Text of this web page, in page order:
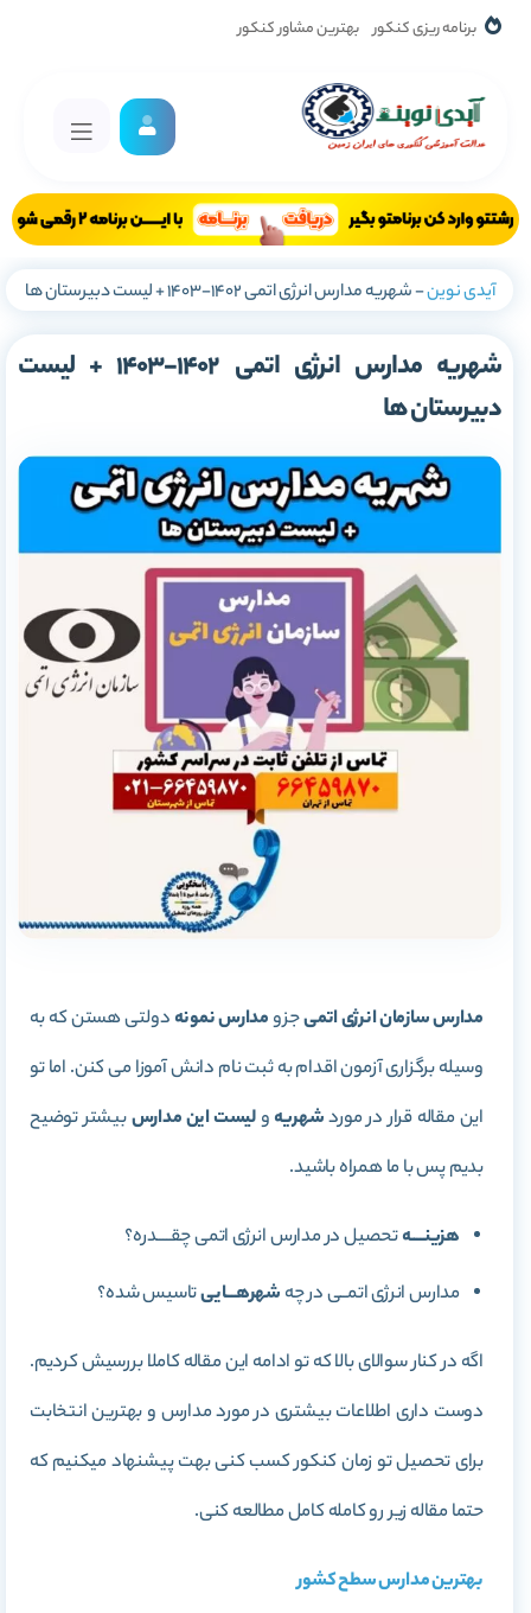
برنامه ریزی کنکور بهترین مشاور کنکور
آیدی نوین-شهریه مدارس انرژی اتمی 1402-1403 + لیست دبیرستان ها
شهریه مدارس انرژی اتمی 1402-1403 + لیست
دبیرستان ها
مدارس سازمان انرژی اتمیجزومدارس نمونهدولتی هستن که به
وسیله برگزاری آزمون اقدام به ثبت نام دانش آموزا می کنن. اما تو
این مقاله قرار در موردشهریهولیست این مدارسبیشتر توضیح
بدیم پس با ما همراه باشید.
هزینــــهتحصیل در مدارس انرژی اتمی چقــــدره؟
مدارس انرژی اتمــی در چه شهرهـــاییتاسیس شده؟
اگه در کنار سوالای بالا که تو ادامه این مقاله کاملا بررسیش کردیم.
دوست داری اطلاعات بیشتری در مورد مدارس و بهترین انتخابت
برای تحصیل تو زمان کنکور کسب کنی بهت پیشنهاد میکنیم که
حتما مقاله زیر رو کامله کامل مطالعه کنی.
بهترین مدارس سطح کشور